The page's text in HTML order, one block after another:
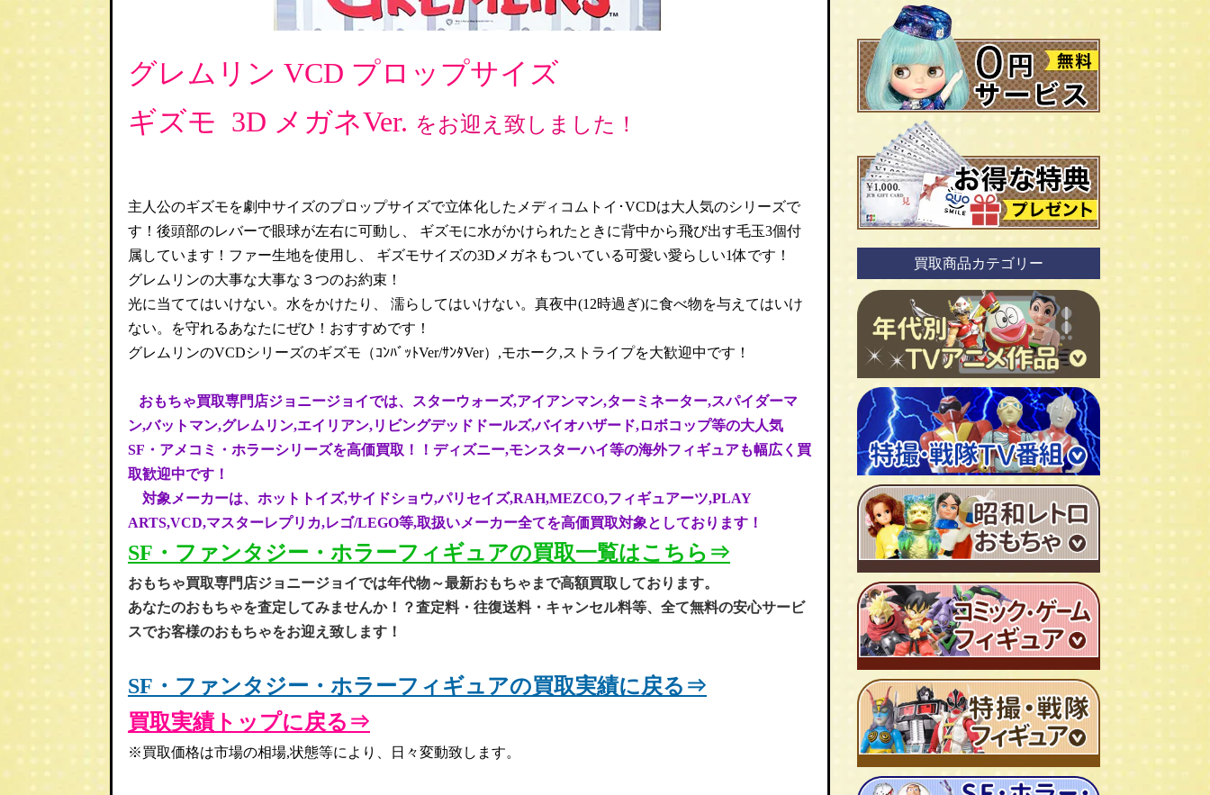
グレムリン VCD プロップサイズ
ギズモ 3D メガネVer. をお迎え致しました！
主人公のギズモを劇中サイズのプロップサイズで立体化したメディコムトイ･VCDは大人気のシリーズで
す！後頭部のレバーで眼球が左右に可動し、 ギズモに水がかけられたときに背中から飛び出す毛玉3個付
属しています！ファー生地を使用し、 ギズモサイズの3Dメガネもついている可愛い愛らしい1体です！
グレムリンの大事な大事な３つのお約束！
光に当ててはいけない。水をかけたり、 濡らしてはいけない。真夜中(12時過ぎ)に食べ物を与えてはいけ
ない。を守れるあなたにぜひ！おすすめです！
グレムリンのVCDシリーズのギズモ（ｺﾝﾊﾞｯﾄVer/ｻﾝﾀVer）,モホーク,ストライプを大歓迎中です！
おもちゃ買取専門店ジョニージョイでは、スターウォーズ,アイアンマン,ターミネーター,スパイダーマ
ン,バットマン,グレムリン,エイリアン,リビングデッドドールズ,バイオハザード,ロボコップ等の大人気
SF・アメコミ・ホラーシリーズを高価買取！！ディズニー,モンスターハイ等の海外フィギュアも幅広く買
取歓迎中です！
対象メーカーは、ホットトイズ,サイドショウ,パリセイズ,RAH,MEZCO,フィギュアーツ,PLAY
ARTS,VCD,マスターレプリカ,レゴ/LEGO等,取扱いメーカー全てを高価買取対象としております！
SF・ファンタジー・ホラーフィギュアの買取一覧はこちら⇒
おもちゃ買取専門店ジョニージョイでは年代物～最新おもちゃまで高額買取しております。
あなたのおもちゃを査定してみませんか！？査定料・往復送料・キャンセル料等、全て無料の安心サービ
スでお客様のおもちゃをお迎え致します！
SF・ファンタジー・ホラーフィギュアの買取実績に戻る⇒
買取実績トップに戻る⇒
※買取価格は市場の相場,状態等により、日々変動致します。
買取商品カテゴリー
ＴＶアニメ作品 1960年代
ＴＶアニメ作品 1970年代
ＴＶアニメ作品 1980年代
特撮・戦隊 TV番組 1960年代
超合金・DX超合金
ソフビ
広告ノベルティグッズ
ジャンボマシンダー
キャラクター消しゴム
ビックリマンシール
ワンピース/ONE PIECE
聖闘士聖矢